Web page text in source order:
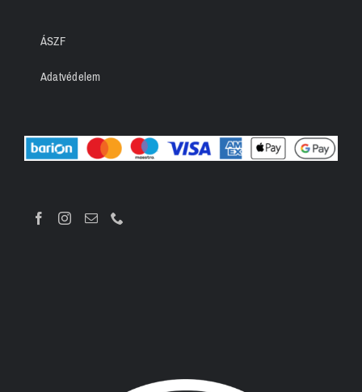
ÁSZF
Adatvédelem